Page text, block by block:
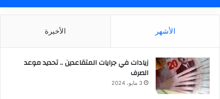
الأشهر الأخيرة
زيادات في جرايات المتقاعدين .. تحديد موعد
الصرف
3 مايو، 2024